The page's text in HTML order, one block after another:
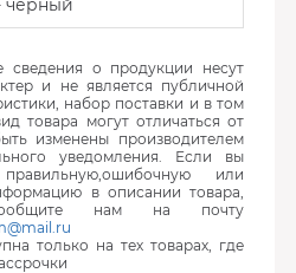
черный
сведения о продукции несут
и не является публичной
набор поставки и в том
товара могут отличаться от
изменены производителем
уведомления. Если вы
или
в описании товара,
нам на почту
только на тех товарах, где